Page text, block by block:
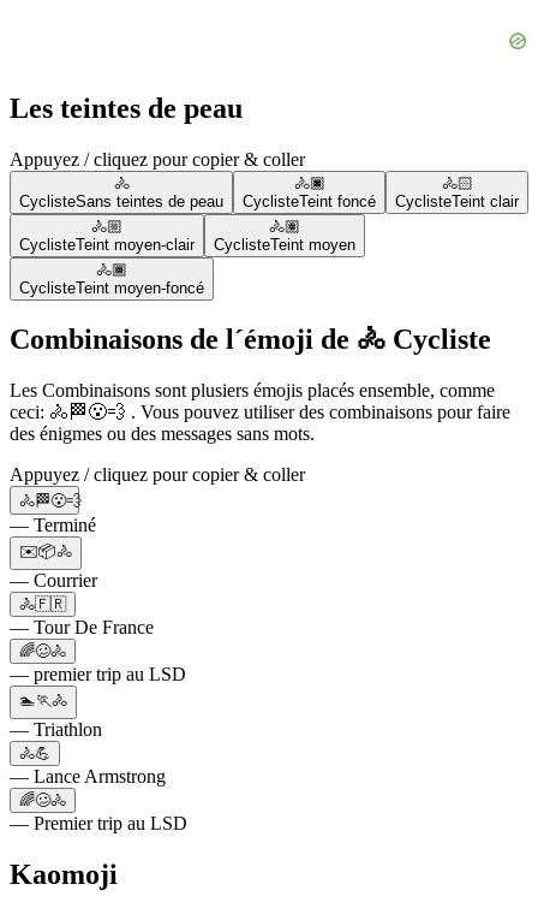
Les teintes de peau
Appuyez / cliquez pour copier & coller
🚴
CyclisteSans teintes de peau
🚴🏿
CyclisteTeint foncé
🚴🏻
CyclisteTeint clair
🚴🏼
CyclisteTeint moyen-clair
🚴🏽
CyclisteTeint moyen
🚴🏾
CyclisteTeint moyen-foncé
Combinaisons de l´émoji de 🚴 Cycliste
Les Combinaisons sont plusiers émojis placés ensemble, comme
ceci: 🚴🏁😮‍💨 . Vous pouvez utiliser des combinaisons pour faire
des énigmes ou des messages sans mots.
Appuyez / cliquez pour copier & coller
🚴🏁😮‍💨
— Terminé
✉️📦🚴
— Courrier
🚴🇫🇷
— Tour De France
🌈🥴🚴
— premier trip au LSD
🏊🏃🚴
— Triathlon
🚴💪
— Lance Armstrong
🌈🥴🚴
— Premier trip au LSD
Kaomoji